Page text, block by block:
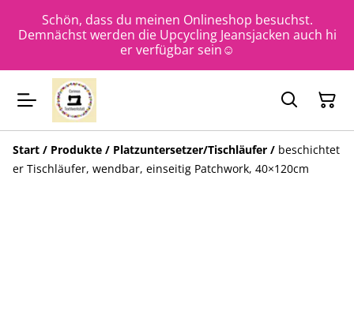
Schön, dass du meinen Onlineshop besuchst.
Demnächst werden die Upcycling Jeansjacken auch hi
er verfügbar sein☺️
Start / Produkte / Platzuntersetzer/Tischläufer / beschichtet
er Tischläufer, wendbar, einseitig Patchwork, 40×120cm